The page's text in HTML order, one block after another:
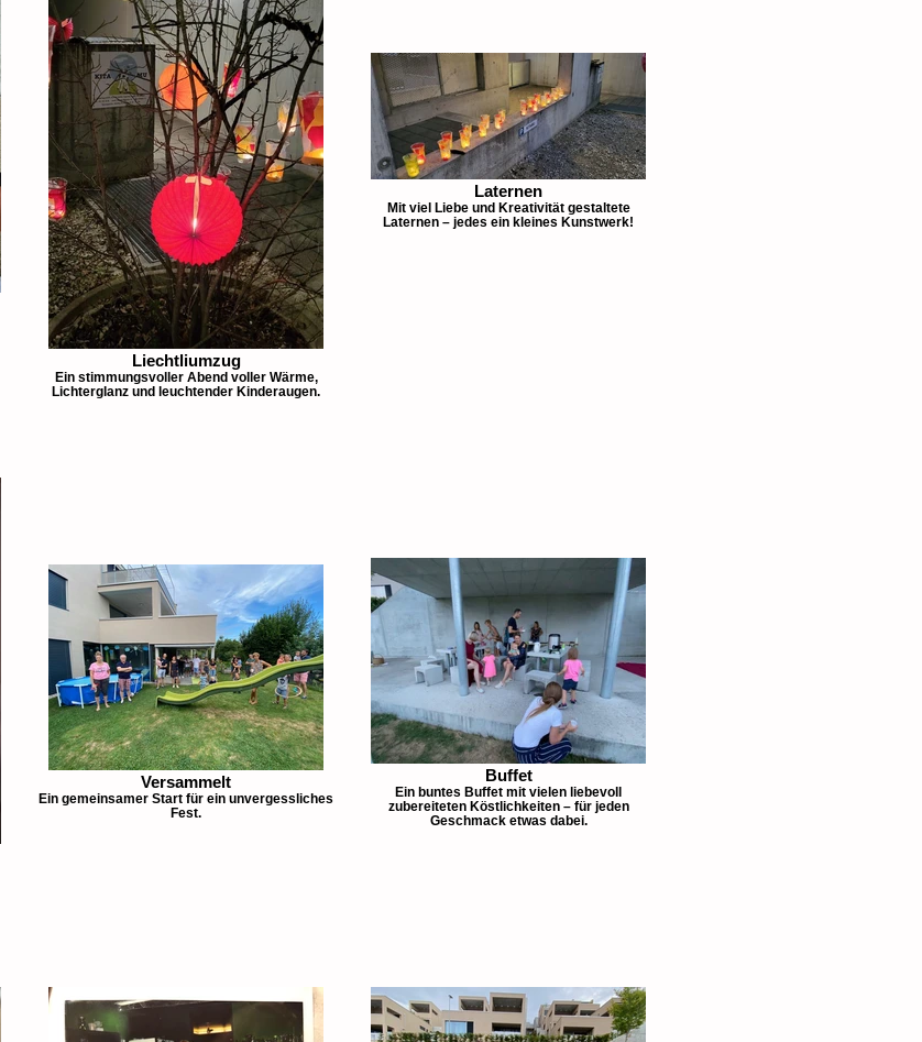
Liechtliumzug
Ein stimmungsvoller Abend voller Wärme,
Lichterglanz und leuchtender Kinderaugen.
Laternen
Mit viel Liebe und Kreativität gestaltete
Laternen – jedes ein kleines Kunstwerk!
Versammelt
Ein gemeinsamer Start für ein unvergessliches
Fest.
Buffet
Ein buntes Buffet mit vielen liebevoll
zubereiteten Köstlichkeiten – für jeden
Geschmack etwas dabei.